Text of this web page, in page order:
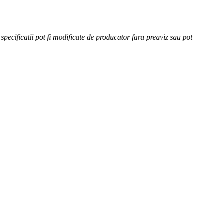
pot fi modificate de producator fara preaviz sau pot